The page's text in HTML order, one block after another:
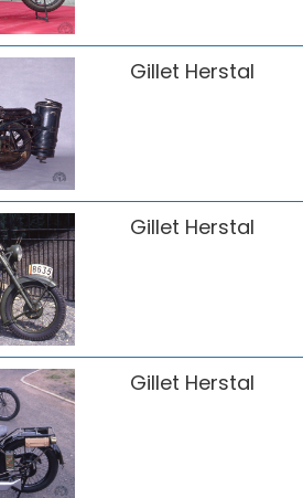
Gillet Herstal
Gillet Herstal
Gillet Herstal